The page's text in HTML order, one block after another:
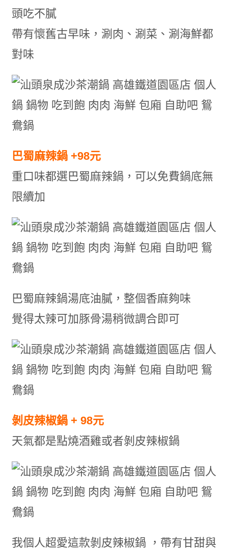
頭吃不膩
帶有懷舊古早味，涮肉、涮菜、涮海鮮都
對味
巴蜀麻辣鍋 +98元
重口味都選巴蜀麻辣鍋，可以免費鍋底無
限續加
巴蜀麻辣鍋湯底油膩，整個香麻夠味
覺得太辣可加豚骨湯稍微調合即可
剝皮辣椒鍋 + 98元
天氣都是點燒酒雞或者剝皮辣椒鍋
我個人超愛這款剝皮辣椒鍋 ，帶有甘甜與